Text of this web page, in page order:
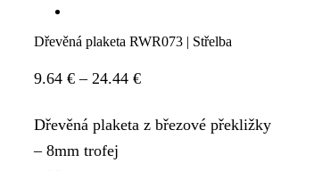
Dřevěná plaketa RWR073 | Střelba
9.64 € – 24.44 €Price
9.64 €
Dřevěná plaketa z březové překližky
– 8mm trofej